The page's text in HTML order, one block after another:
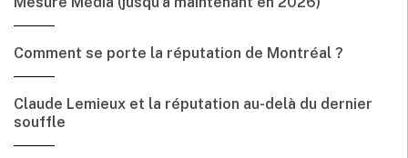
Comment se porte la réputation de Montréal ?
Claude Lemieux et la réputation au-delà du dernier
souffle